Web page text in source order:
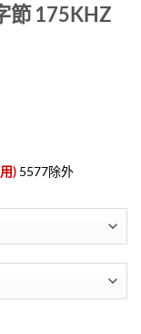
節 175KHZ
) 5577除外
300KHZ HID